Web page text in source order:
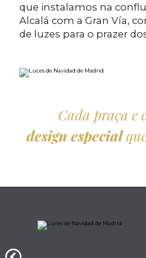
que instalamos na
Alcalá com a Gran Vía,
de luzes para o prazer
Cada praça e
design especial